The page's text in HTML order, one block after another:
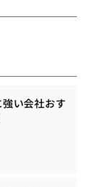
い会社おす